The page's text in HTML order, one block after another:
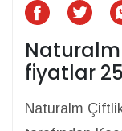
fiyatlar
Naturalm